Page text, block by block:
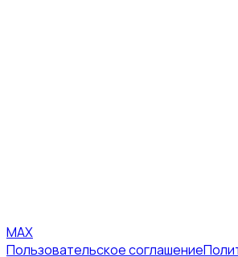
MAX
Пользовательское соглашение